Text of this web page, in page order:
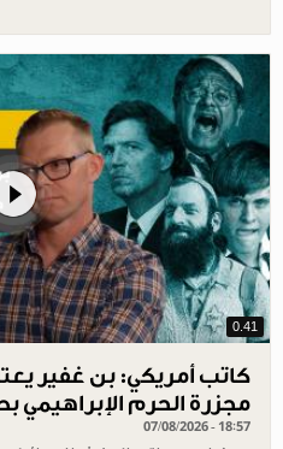
0.41
كاتب أمريكي: بن غفير
مجزرة الحرم الإبراهيمي
07/08/2026 - 18:57